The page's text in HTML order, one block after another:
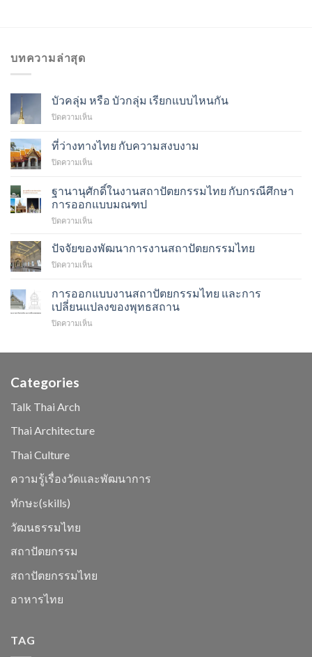
บทความล่าสุด
บัวคลุ่ม หรือ บัวกลุ่ม เรียกแบบไหนกัน
ปิดความเห็น
คลุ่ม
หรือ
บัว
เรียก
ไหน
กัน
ที่ว่างทางไทย กับความสงบงาม
ปิดความเห็น
ว่าง
ทาง
ไทย
กับ
สงบ
ฐานานุศักดิ์ในงานสถาปัตยกรรมไทย กับกรณีศึกษา
การออกแบบมณฑป
ปิดความเห็น
นุ
ศักดิ์
งาน
สถาปัตยกรรม
กับ
ปัจจัยของพัฒนาการงานสถาปัตยกรรมไทย
ปิดความเห็น
พัฒนาการ
งาน
สถาปัตยกรรม
การออกแบบงานสถาปัตยกรรมไทย และการ
เปลี่ยนแปลงของพุทธสถาน
ปิดความเห็น
ของ
Categories
Talk Thai Arch
Thai Architecture
Thai Culture
ความรู้เรื่องวัดและพัฒนาการ
ทักษะ(skills)
วัฒนธรรมไทย
สถาปัตยกรรม
สถาปัตยกรรมไทย
อาหารไทย
TAG